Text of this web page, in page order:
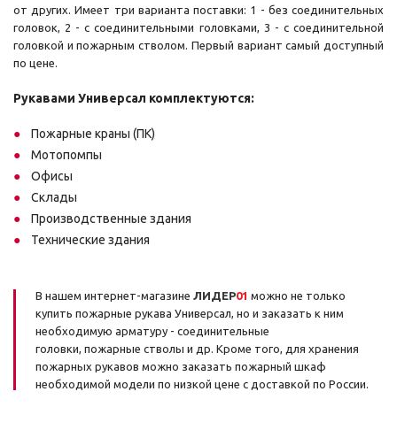
от других. Имеет три варианта поставки: 1 - без соединительных
головок, 2 - с соединительными головками, 3 - с соединительной
головкой и пожарным стволом. Первый вариант самый доступный
по цене.
Рукавами Универсал комплектуются:
Пожарные краны (ПК)
Мотопомпы
Офисы
Склады
Производственные здания
Технические здания
В нашем интернет-магазине ЛИДЕР01 можно не только
купить пожарные рукава Универсал, но и заказать к ним
необходимую арматуру - соединительные
головки, пожарные стволы и др. Кроме того, для хранения
пожарных рукавов можно заказать пожарный шкаф
необходимой модели по низкой цене с доставкой по России.